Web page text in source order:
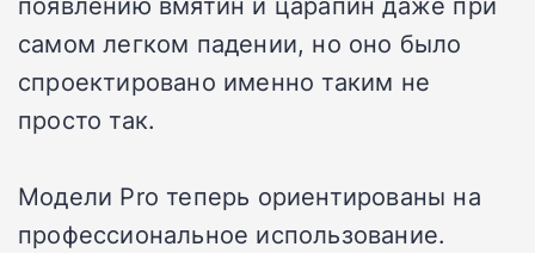
самом легком падении, но оно было
спроектировано именно таким не
просто так.
Модели Pro теперь ориентированы на
профессиональное использование.